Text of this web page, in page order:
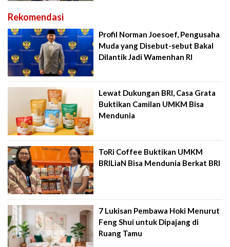
Rekomendasi
Profil Norman Joesoef, Pengusaha
Muda yang Disebut-sebut Bakal
Dilantik Jadi Wamenhan RI
Lewat Dukungan BRI, Casa Grata
Buktikan Camilan UMKM Bisa
Mendunia
ToRi Coffee Buktikan UMKM
BRILiaN Bisa Mendunia Berkat BRI
7 Lukisan Pembawa Hoki Menurut
Feng Shui untuk Dipajang di
Ruang Tamu